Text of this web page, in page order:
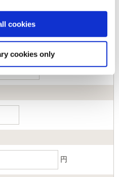
cookies
cookies only
円